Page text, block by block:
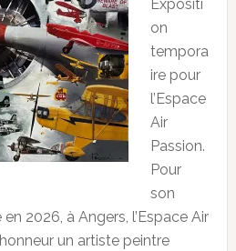
Expositi
on
tempora
ire pour
l’Espace
Air
Passion.
Pour
son
2026, à Angers, l’Espace Air
un artiste peintre